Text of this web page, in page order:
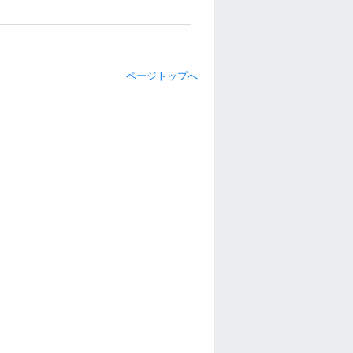
ページトップへ